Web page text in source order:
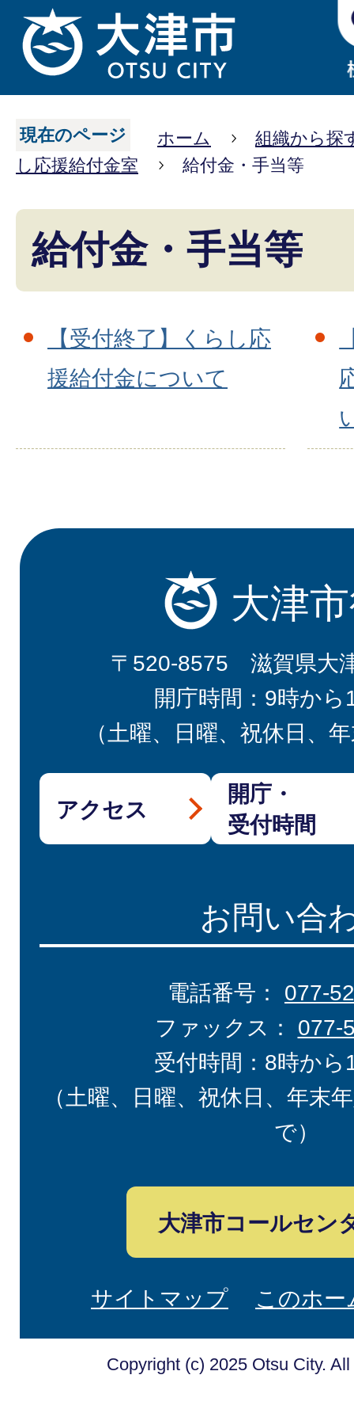
現在のページ ホーム
組織から探
し応援給付金室
給付金・手当等
給付金・手当等
【受付終了】くらし応
援給付金について
大津
〒520-8575 滋賀県大
開庁時間：9時から
（土曜、日曜、祝休日、
アクセス
開庁・
受付時間
お問い合
電話番号： 077-
ファックス： 077-
受付時間：8時から
（土曜、日曜、祝休日、年末
で）
大津市コールセン
サイトマップ このホ
Copyright (c) 2025 Otsu City.